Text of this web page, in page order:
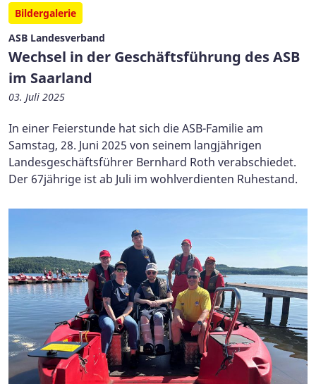
Bildergalerie
ASB Landesverband
Wechsel in der Geschäftsführung des ASB
im Saarland
03. Juli 2025
In einer Feierstunde hat sich die ASB-Familie am
Samstag, 28. Juni 2025 von seinem langjährigen
Landesgeschäftsführer Bernhard Roth verabschiedet.
Der 67jährige ist ab Juli im wohlverdienten Ruhestand.